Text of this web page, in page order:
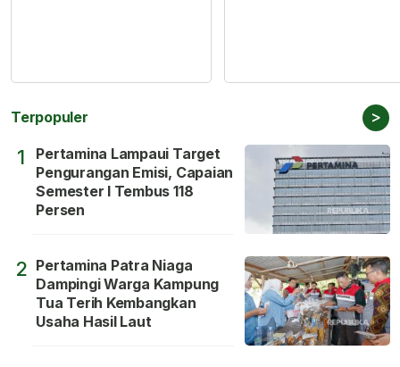
Terpopuler >
1
Pertamina Lampaui Target
Pengurangan Emisi, Capaian
Semester I Tembus 118
Persen
2 Pertamina Patra Niaga
Dampingi Warga Kampung
Tua Terih Kembangkan
Usaha Hasil Laut